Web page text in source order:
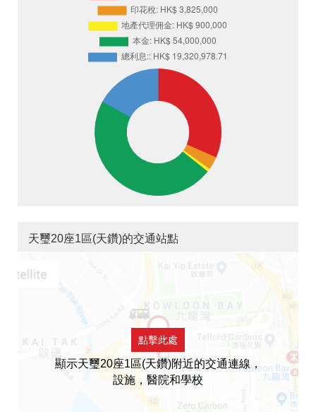
天璽20座1區(天鑽)的交通站點
點擊此處
顯示天璽20座1區(天鑽)附近的交通連線，
設施，醫院和學校